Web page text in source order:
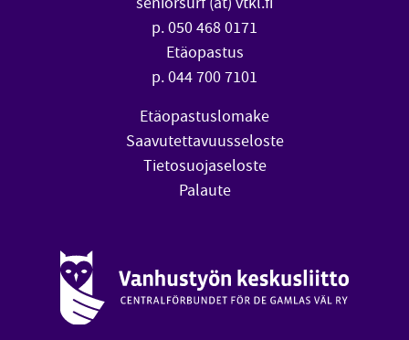
p. 050 468 0171
Etäopastus
p. 044 700 7101
Etäopastuslomake
Saavutettavuusseloste
Tietosuojaseloste
Palaute